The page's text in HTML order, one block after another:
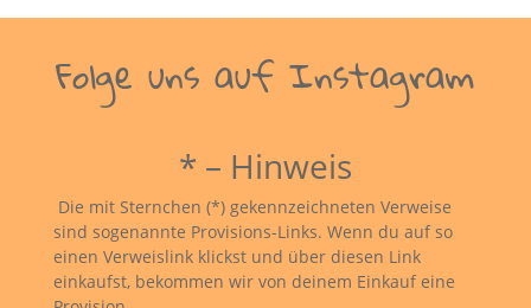
Folge uns auf Instagram
* – Hinweis
Die mit Sternchen (*) gekennzeichneten Verweise
sind sogenannte Provisions-Links. Wenn du auf so
einen Verweislink klickst und über diesen Link
einkaufst, bekommen wir von deinem Einkauf eine